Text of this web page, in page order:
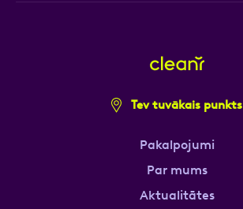
Tev tuvākais punkts
Pakalpojumi
Par mums
Aktualitātes